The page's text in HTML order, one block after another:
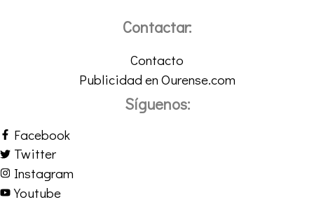
Contactar:
Contacto
Publicidad en Ourense.com
Síguenos:
Facebook
Twitter
Instagram
Youtube